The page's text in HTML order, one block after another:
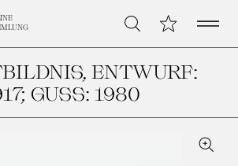
Suche Meine Open
, ENTWURF:
GUSS: 1980
Zoom